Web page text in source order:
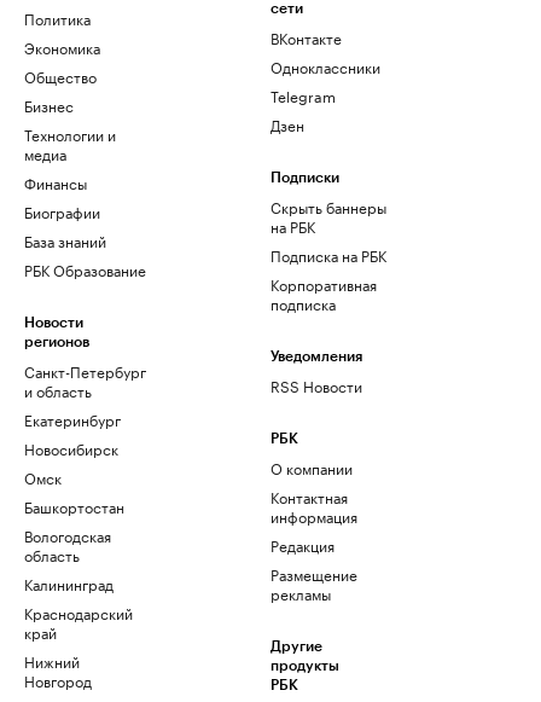
Политика
Экономика
Общество
Бизнес
Технологии и
медиа
Финансы
Биографии
База знаний
РБК Образование
Новости
регионов
Санкт-Петербург
и область
Екатеринбург
Новосибирск
Омск
Башкортостан
Вологодская
область
Калининград
Краснодарский
край
Нижний
Новгород
сети
ВКонтакте
Одноклассники
Telegram
Дзен
Подписки
Скрыть баннеры
на РБК
Подписка на РБК
Корпоративная
подписка
Уведомления
RSS Новости
РБК
О компании
Контактная
информация
Редакция
Размещение
рекламы
Другие
продукты
РБК